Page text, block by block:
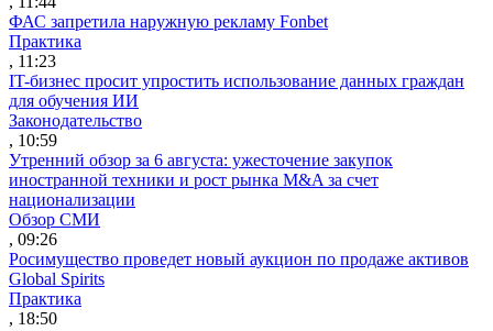
ФАС запретила наружную рекламу Fonbet
Практика
, 11:23
IT-бизнес просит упростить использование данных граждан
для обучения ИИ
Законодательство
, 10:59
Утренний обзор за 6 августа: ужесточение закупок
иностранной техники и рост рынка M&A за счет
национализации
Обзор СМИ
, 09:26
Росимущество проведет новый аукцион по продаже активов
Global Spirits
Практика
, 18:50